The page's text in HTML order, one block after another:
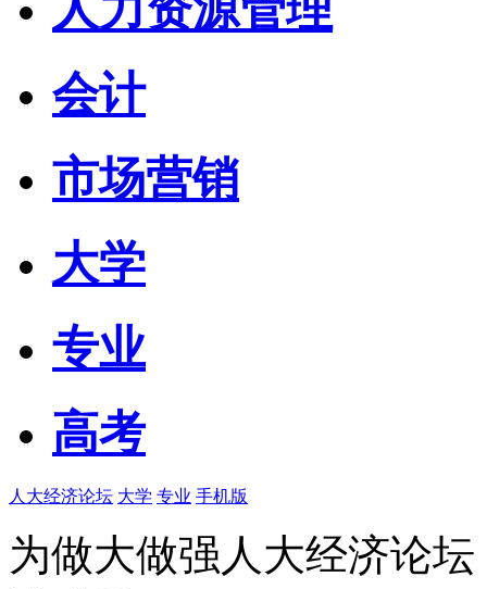
会计
市场营销
大学
专业
高考
人大经济论坛 大学 专业 手机版
为做大做强人大经济论